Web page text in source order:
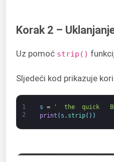
Korak 2 –
Uz pomoć strip()
Sljedeći kod prikazuje
1
2
s =
'  the  quick
print ( s . strip( ) )